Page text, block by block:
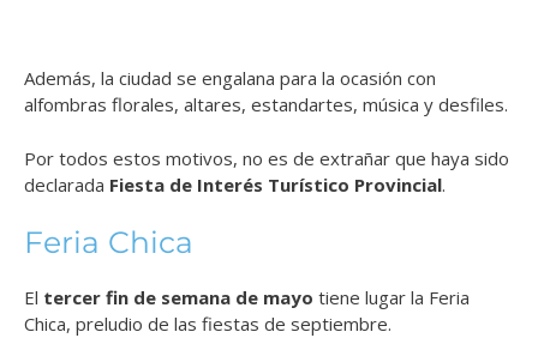
Además, la ciudad se engalana para la ocasión con
alfombras florales, altares, estandartes, música y desfiles.
Por todos estos motivos, no es de extrañar que haya sido
declarada Fiesta de Interés Turístico Provincial.
Feria Chica
El tercer fin de semana de mayo tiene lugar la Feria
Chica, preludio de las fiestas de septiembre.